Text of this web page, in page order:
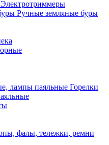
Электротриммеры
Ручные земляные буры
Горелки